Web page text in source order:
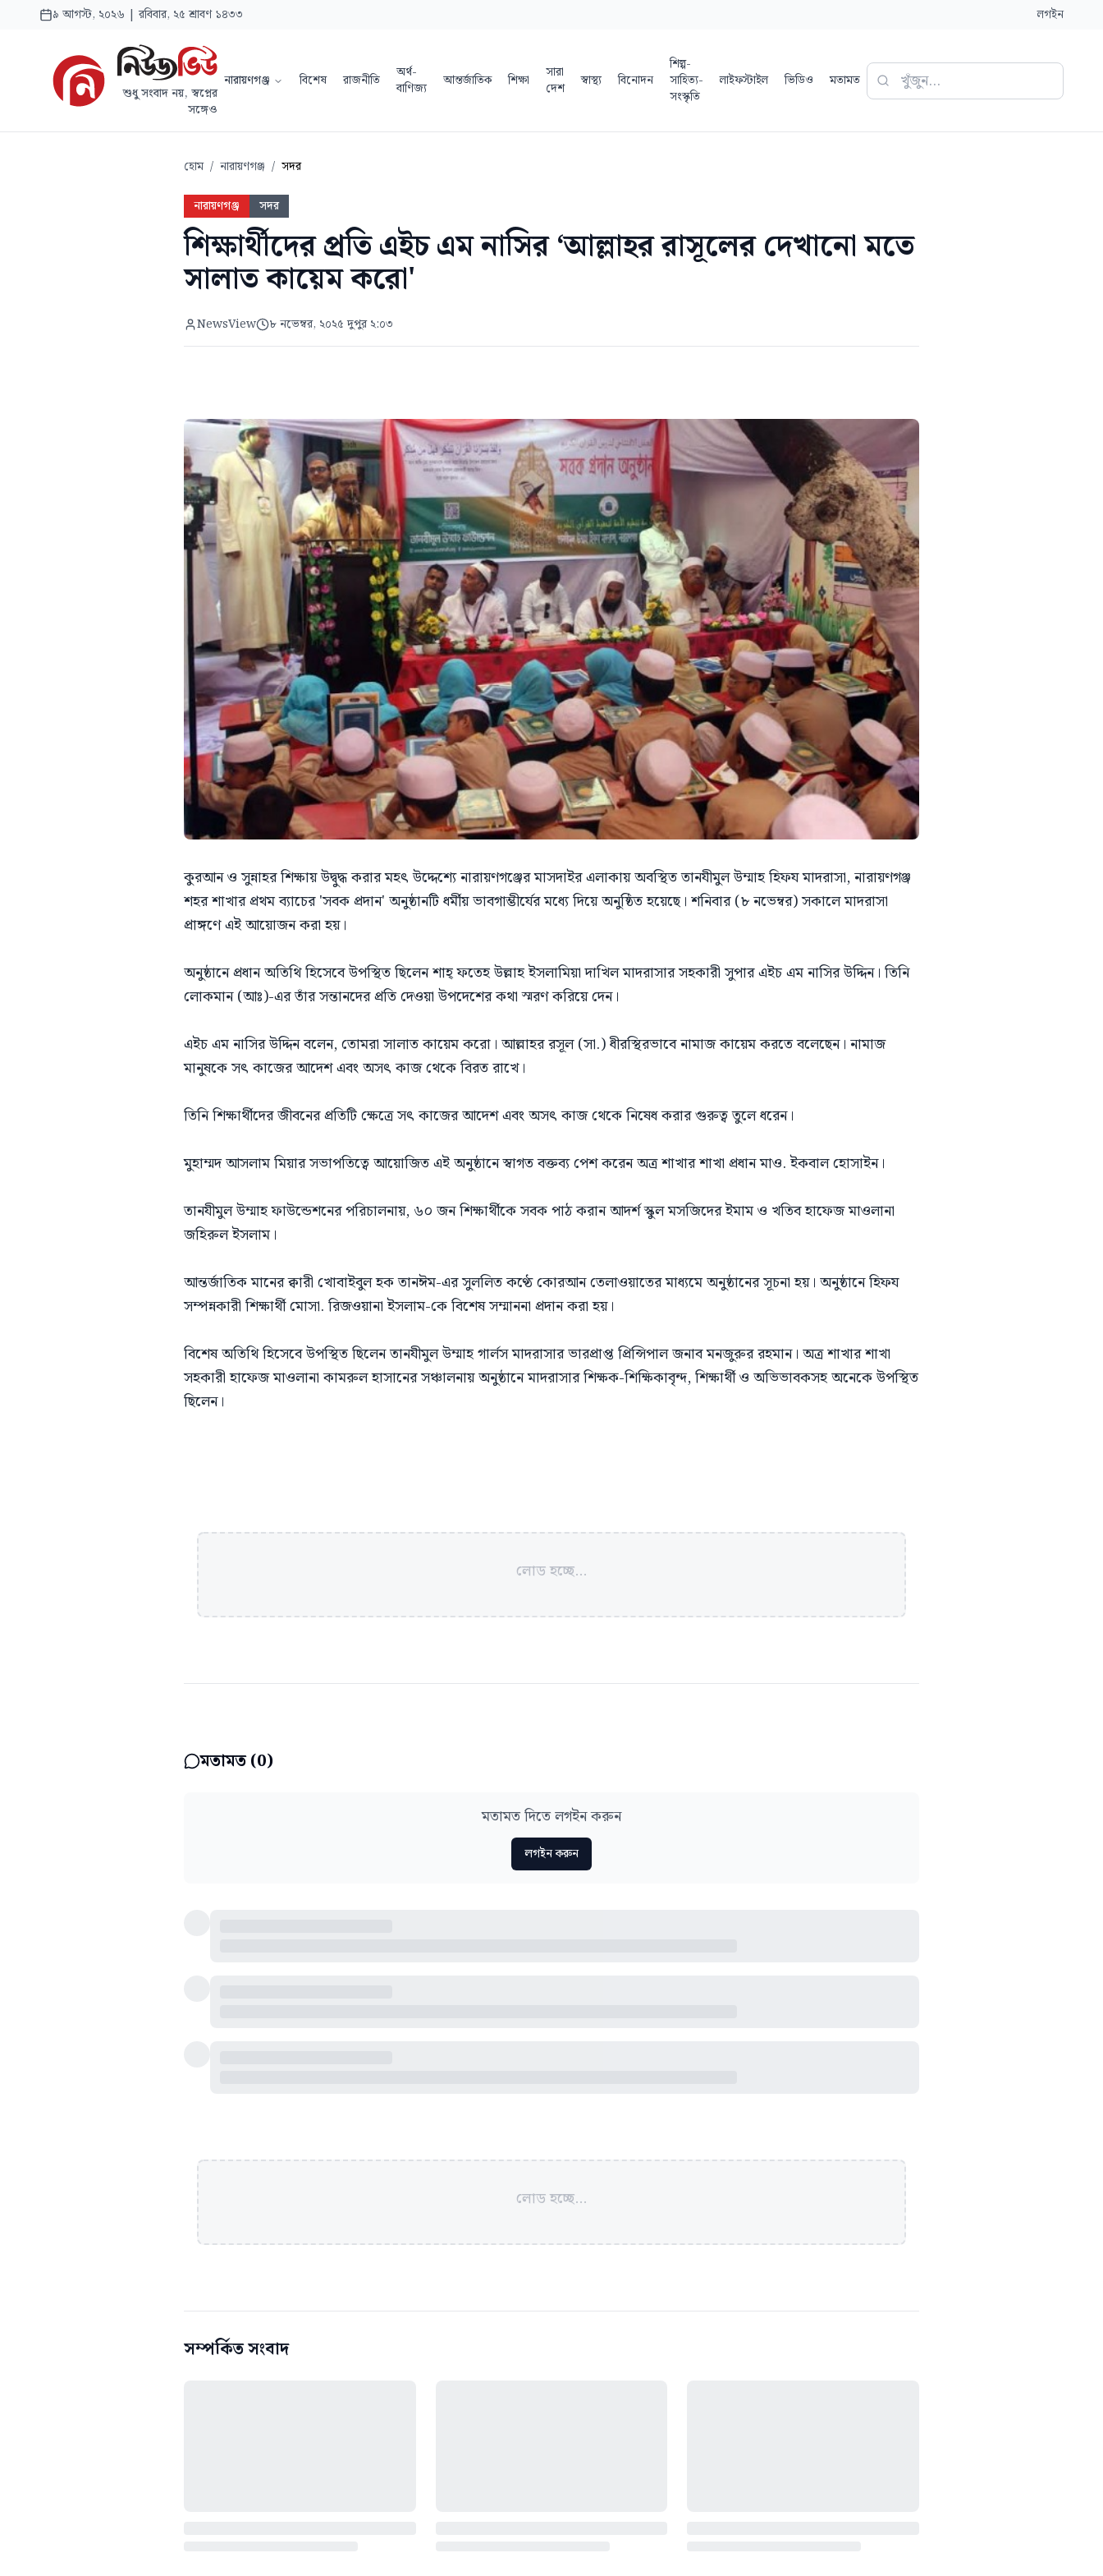
৯ আগস্ট, ২০২৬ | রবিবার, ২৫ শ্রাবণ ১৪৩৩ লগইন
শুধু সংবাদ নয়, স্বপ্নের
সঙ্গেও
নারায়ণগঞ্জ বিশেষ রাজনীতি
অর্থ-
বাণিজ্য
আন্তর্জাতিক শিক্ষা
সারা
দেশ
স্বাস্থ্য বিনোদন
শিল্প-
সাহিত্য-
সংস্কৃতি
লাইফস্টাইল ভিডিও মতামত
হোম / নারায়ণগঞ্জ / সদর
নারায়ণগঞ্জ সদর
শিক্ষার্থীদের প্রতি এইচ এম নাসির ‘আল্লাহর রাসূলের দেখানো মতে
সালাত কায়েম করো'
NewsView ৮ নভেম্বর, ২০২৫ দুপুর ২:০৩
কুরআন ও সুন্নাহর শিক্ষায় উদ্বুদ্ধ করার মহৎ উদ্দেশ্যে নারায়ণগঞ্জের মাসদাইর এলাকায় অবস্থিত তানযীমুল উম্মাহ হিফয মাদরাসা, নারায়ণগঞ্জ
শহর শাখার প্রথম ব্যাচের 'সবক প্রদান' অনুষ্ঠানটি ধর্মীয় ভাবগাম্ভীর্যের মধ্যে দিয়ে অনুষ্ঠিত হয়েছে। শনিবার (৮ নভেম্বর) সকালে মাদরাসা
প্রাঙ্গণে এই আয়োজন করা হয়।
অনুষ্ঠানে প্রধান অতিথি হিসেবে উপস্থিত ছিলেন শাহ্ ফতেহ উল্লাহ ইসলামিয়া দাখিল মাদরাসার সহকারী সুপার এইচ এম নাসির উদ্দিন। তিনি
লোকমান (আঃ)-এর তাঁর সন্তানদের প্রতি দেওয়া উপদেশের কথা স্মরণ করিয়ে দেন।
এইচ এম নাসির উদ্দিন বলেন, তোমরা সালাত কায়েম করো। আল্লাহর রসূল (সা.) ধীরস্থিরভাবে নামাজ কায়েম করতে বলেছেন। নামাজ
মানুষকে সৎ কাজের আদেশ এবং অসৎ কাজ থেকে বিরত রাখে।
তিনি শিক্ষার্থীদের জীবনের প্রতিটি ক্ষেত্রে সৎ কাজের আদেশ এবং অসৎ কাজ থেকে নিষেধ করার গুরুত্ব তুলে ধরেন।
মুহাম্মদ আসলাম মিয়ার সভাপতিত্বে আয়োজিত এই অনুষ্ঠানে স্বাগত বক্তব্য পেশ করেন অত্র শাখার শাখা প্রধান মাও. ইকবাল হোসাইন।
তানযীমুল উম্মাহ ফাউন্ডেশনের পরিচালনায়, ৬০ জন শিক্ষার্থীকে সবক পাঠ করান আদর্শ স্কুল মসজিদের ইমাম ও খতিব হাফেজ মাওলানা
জহিরুল ইসলাম।
আন্তর্জাতিক মানের ক্বারী খোবাইবুল হক তানঈম-এর সুললিত কণ্ঠে কোরআন তেলাওয়াতের মাধ্যমে অনুষ্ঠানের সূচনা হয়। অনুষ্ঠানে হিফয
সম্পন্নকারী শিক্ষার্থী মোসা. রিজওয়ানা ইসলাম-কে বিশেষ সম্মাননা প্রদান করা হয়।
বিশেষ অতিথি হিসেবে উপস্থিত ছিলেন তানযীমুল উম্মাহ গার্লস মাদরাসার ভারপ্রাপ্ত প্রিন্সিপাল জনাব মনজুরুর রহমান। অত্র শাখার শাখা
সহকারী হাফেজ মাওলানা কামরুল হাসানের সঞ্চালনায় অনুষ্ঠানে মাদরাসার শিক্ষক-শিক্ষিকাবৃন্দ, শিক্ষার্থী ও অভিভাবকসহ অনেকে উপস্থিত
ছিলেন।
লোড হচ্ছে...
মতামত (0)
মতামত দিতে লগইন করুন
লগইন করুন
লোড হচ্ছে...
সম্পর্কিত সংবাদ